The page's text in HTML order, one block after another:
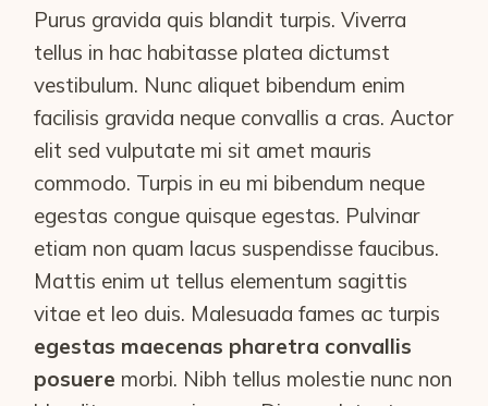
Purus gravida quis blandit turpis. Viverra
tellus in hac habitasse platea dictumst
vestibulum. Nunc aliquet bibendum enim
facilisis gravida neque convallis a cras. Auctor
elit sed vulputate mi sit amet mauris
commodo. Turpis in eu mi bibendum neque
egestas congue quisque egestas. Pulvinar
etiam non quam lacus suspendisse faucibus.
Mattis enim ut tellus elementum sagittis
vitae et leo duis. Malesuada fames ac turpis
egestas maecenas pharetra convallis
posuere morbi. Nibh tellus molestie nunc non